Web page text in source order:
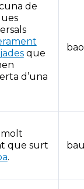
de
que
d’una
bao
molt
que surt
.